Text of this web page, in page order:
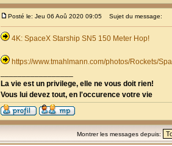
Posté le: Jeu 06 Aoû 2020 09:05 Sujet du message:
4K: SpaceX Starship SN5 150 Meter Hop!
https://www.tmahlmann.com/photos/Rockets/
La vie est un privilege, elle ne vous doit rien!
Vous lui devez tout, en l'occurence votre vie
Montrer les messages depuis: